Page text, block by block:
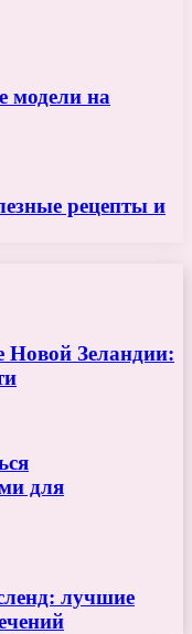
модели на
рецепты и
Зеландии:
для
лучшие